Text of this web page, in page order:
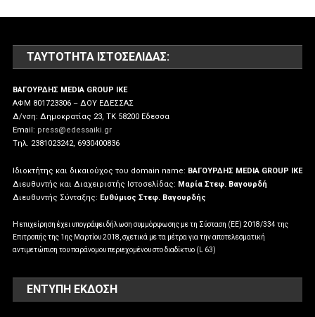
ΤΑΥΤΌΤΗΤΑ ΙΣΤΟΣΕΛΊΔΑΣ:
ΒΑΓΟΥΡΔΗΣ MEDIA GROUP IKE
ΑΦΜ 801723306 – ΔΟΥ ΕΔΕΣΣΑΣ
Δ/νση: Δημοκρατίας 23, ΤΚ 58200 Εδεσσα
Email: press@edessaiki.gr
Tηλ. 2381023242, 6930400836
Ιδιοκτήτης και δικαιούχος του domain name: ΒΑΓΟΥΡΔΗΣ MEDIA GROUP IKE
Διευθυντής και Διαχειριστής Ιστοσελίδας: Μαρία Στεφ. Βαγουρδή
Διευθυντής Σύνταξης: Ευθύμιος Στεφ. Βαγουρδής
Η επιχείρηση έχει υπογράψει δήλωση συμμόρφωσης με τη Σύσταση (ΕΕ) 2018/334 της
Επιτροπής της 1ης Μαρτίου 2018, σχετικά με τα μέτρα για την αποτελεσματική
αντιμετώπιση του παράνομου περιεχομένου στο διαδίκτυο (L 63)
ΕΝΤΥΠΗ ΕΚΔΟΣΗ